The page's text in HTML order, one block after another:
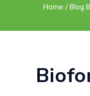
Home /Blog